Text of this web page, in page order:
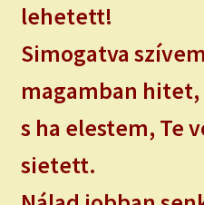
lehetett!
Simogatva
magamban hitet,
s ha elestem, Te
sietett.